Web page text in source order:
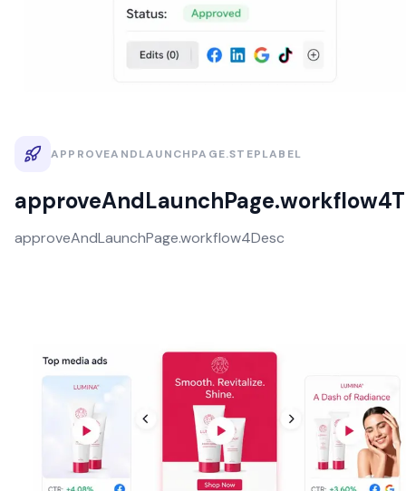
APPROVEANDLAUNCHPAGE.STEPLABEL
approveAndLaunchPage.workflow4Desc